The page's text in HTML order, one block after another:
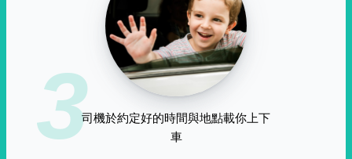
3司機於約定好的時間與地點載你上下
車